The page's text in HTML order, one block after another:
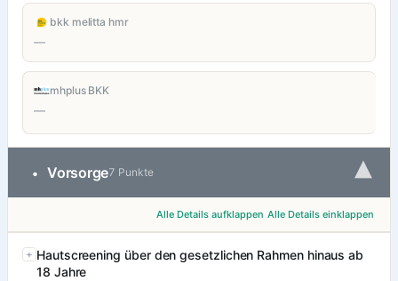
bkk melitta hmr
—
mhplus BKK
—
• Vorsorge7 Punkte ▾
Alle Details aufklappen Alle Details einklappen
Hautscreening über den gesetzlichen Rahmen hinaus ab
18 Jahre